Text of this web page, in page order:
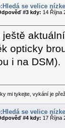
se velice
#3 kdy: 14 Října
ještě
opticky
i na DSM).
mi tykejte, vykání je
se velice
#4 kdy: 17 Října